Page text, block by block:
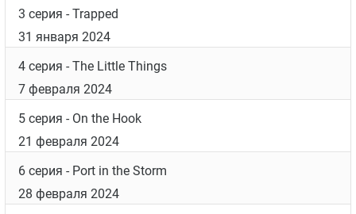
3 серия - Trapped
31 января 2024
4 серия - The Little Things
7 февраля 2024
5 серия - On the Hook
21 февраля 2024
6 серия - Port in the Storm
28 февраля 2024